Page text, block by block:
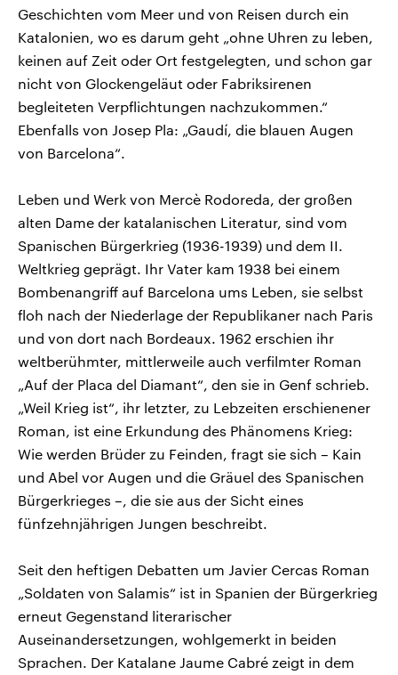
Geschichten vom Meer und von Reisen durch ein
Katalonien, wo es darum geht „ohne Uhren zu leben,
keinen auf Zeit oder Ort festgelegten, und schon gar
nicht von Glockengeläut oder Fabriksirenen
begleiteten Verpflichtungen nachzukommen.“
Ebenfalls von Josep Pla: „Gaudí, die blauen Augen
von Barcelona“.
Leben und Werk von Mercè Rodoreda, der großen
alten Dame der katalanischen Literatur, sind vom
Spanischen Bürgerkrieg (1936-1939) und dem II.
Weltkrieg geprägt. Ihr Vater kam 1938 bei einem
Bombenangriff auf Barcelona ums Leben, sie selbst
floh nach der Niederlage der Republikaner nach Paris
und von dort nach Bordeaux. 1962 erschien ihr
weltberühmter, mittlerweile auch verfilmter Roman
„Auf der Placa del Diamant“, den sie in Genf schrieb.
„Weil Krieg ist“, ihr letzter, zu Lebzeiten erschienener
Roman, ist eine Erkundung des Phänomens Krieg:
Wie werden Brüder zu Feinden, fragt sie sich – Kain
und Abel vor Augen und die Gräuel des Spanischen
Bürgerkrieges –, die sie aus der Sicht eines
fünfzehnjährigen Jungen beschreibt.
Seit den heftigen Debatten um Javier Cercas Roman
„Soldaten von Salamis“ ist in Spanien der Bürgerkrieg
erneut Gegenstand literarischer
Auseinandersetzungen, wohlgemerkt in beiden
Sprachen. Der Katalane Jaume Cabré zeigt in dem